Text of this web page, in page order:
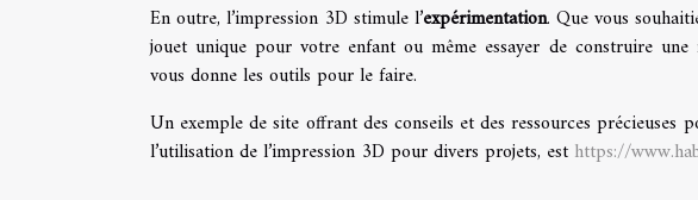
En outre, l’impression 3D stimule l’expérimentation. Que vous
jouet unique pour votre enfant ou même essayer de construire une
vous donne les outils pour le faire.
Un exemple de site offrant des conseils et des ressources
l’utilisation de l’impression 3D pour divers projets, est https://